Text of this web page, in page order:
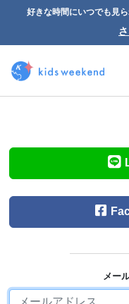
好きな時間にいつでも見
メー